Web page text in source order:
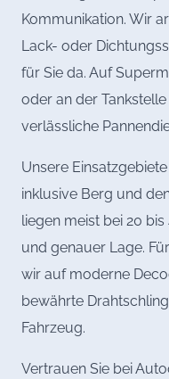
Kommunikation. Wir
Lack- oder
für Sie da. Auf
oder an der
verlässliche
Unsere
inklusive Berg und
liegen meist bei 20
und genauer Lage.
wir auf moderne
bewährte
Fahrzeug.
Vertrauen Sie bei